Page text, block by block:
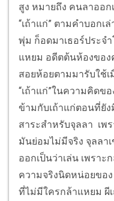
สูง หมายถึง คนลาออก
“เถ้าแก่” ตามคำบอกเ
พุ่ม ก็อดมาเธอร์ประจ
แหยม อดีตต้นห้องของ
สอยห้อยตามมารับใช้เ
“เถ้าแก่”ในความคิดข
ข้ามกับเถ้าแก่ตอนที่ยัง
สาระสำหรับจุลลา เพ
มันย่อมไม่มีจริง จุลลา
ออกเป็นว่าเล่น เพราะ
ความจริงนิดหน่อยของ
ที่ไม่มีใครกล้าแหยม ผี